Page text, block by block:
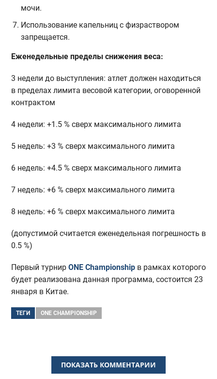
мочи.
Использование капельниц с физраствором
запрещается.
Еженедельные пределы снижения веса:
3 недели до выступления: атлет должен находиться
в пределах лимита весовой категории, оговоренной
контрактом
4 недели: +1.5 % сверх максимального лимита
5 недель: +3 % сверх максимального лимита
6 недель: +4.5 % сверх максимального лимита
7 недель: +6 % сверх максимального лимита
8 недель: +6 % сверх максимального лимита
(допустимой считается еженедельная погрешность в
0.5 %)
Первый турнир ONE Championshipв рамках которого
будет реализована данная программа, состоится 23
января в Китае.
ТЕГИ ONE CHAMPIONSHIP
ПОКАЗАТЬ КОММЕНТАРИИ